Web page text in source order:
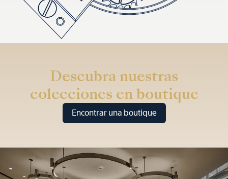
Descubra nuestras
colecciones en boutique
Encontrar una boutique